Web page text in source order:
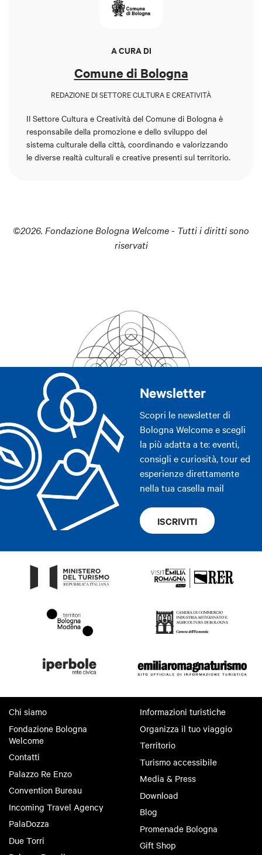
A CURA DI
Comune di Bologna
REDAZIONE DI SETTORE CULTURA E CREATIVITÀ
Il Settore Cultura e Creatività del Comune di Bologna è
responsabile della promozione e dello sviluppo del
sistema culturale della città, coordinando e valorizzando
le diverse realtà culturali e creative presenti sul territorio.
©2026. Fondazione Bologna Welcome - Tutti i diritti sono
riservati
Newsletter
Scopri le newsletter di
Bologna Welcome e scegli
la più adatta a te: eventi,
consigli e curiosità, tour ed
esperienze direttamente
nella tua casella mail
ISCRIVITI
Chi siamo
Fondazione Bologna
Welcome
Contatti
Palazzo Re Enzo
Convention Bureau
Incoming Travel Agency
PalaDozza
Due Torri
Informazioni turistiche
Organizza il tuo viaggio
Territorio
Turismo accessibile
Media & Press
Download
Blog
Promenade Bologna
Gift Shop